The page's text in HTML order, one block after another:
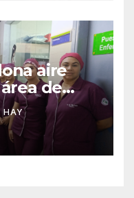
aire
de
de
HAY